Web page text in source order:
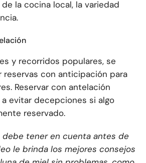
la cocina local, la variedad
y recorridos populares, se
reservas con anticipación para
Reservar con antelación
evitar decepciones si algo
reservado.
debe tener en cuenta antes de
le brinda los mejores consejos